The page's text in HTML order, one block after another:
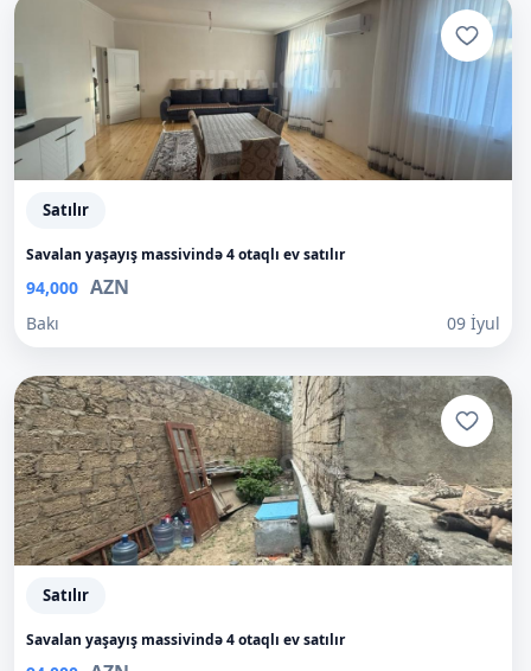
Satılır
Savalan yaşayış massivində 4 otaqlı ev satılır
94,000 AZN
Bakı 09 İyul
Satılır
Savalan yaşayış massivində 4 otaqlı ev satılır